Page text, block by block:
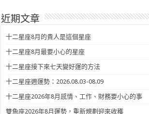
近期文章
十二星座8月的貴人是這個星座
十二星座8月最要小心的星座
十二星座接下來七天變好運的方法
十二星座週運勢：2026.08.03-08.09
十二星座2026年8月感情、工作、財務要小心的事
雙魚座2026年8月運勢，重新規劃迎來收穫